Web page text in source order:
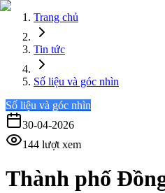
Trang chủ
Tin tức
Số liệu và góc nhìn
Số liệu và góc nhìn
30-04-2026
144 lượt xem
Thành phố